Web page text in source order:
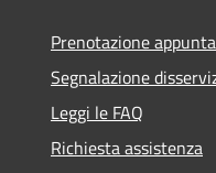
Prenotazione
Segnalazione
Leggi le FAQ
Richiesta assistenza